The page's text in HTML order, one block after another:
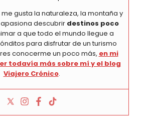
gusta la naturaleza, la montaña y
descubrir destinos poco
a que todo el mundo llegue a
para disfrutar de un turismo
conocerme un poco más, en mi
todavía más sobre mí y el blog
Viajero Crónico.